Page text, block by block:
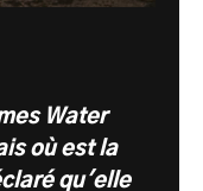
Water
où est la
qu'elle